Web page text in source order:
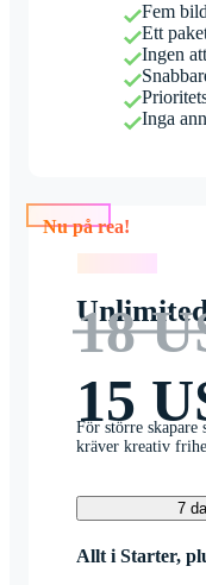
Fem
Ett
Ingen
Inga
Nu på rea!
18
15
För större skapare
kräver kreativ
7
Allt i Starter,